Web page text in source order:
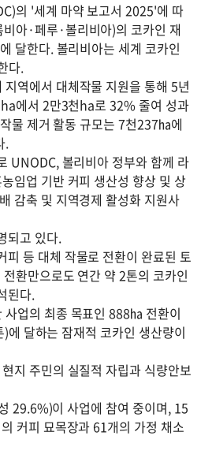
의 '세계 마약 보고서 2025'에 따
아·페루·볼리비아)의 코카인 재
달한다. 볼리비아는 세계 코카인
다.
역에서 대체작물 지원을 통해 5년
에서 2만3천ha로 32% 줄여 성과
물 제거 활동 규모는 7천237㏊에
.
UNODC, 볼리비아 정부와 함께 라
임업 기반 커피 생산성 향상 및 상
감축 및 지역경제 활성화 지원사
되고 있다.
피 등 대체 작물로 전환이 완료된 토
환만으로도 연간 약 2톤의 코카인
된다.
업의 최종 목표인 888㏊ 전환이
에 달하는 잠재적 코카인 생산량이
지 주민의 실질적 자립과 식량안보
29.6%)이 사업에 참여 중이며, 15
커피 묘목장과 61개의 가정 채소